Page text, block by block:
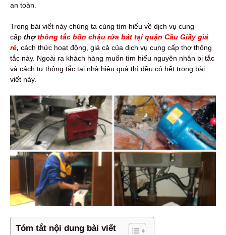
an toàn.
Trong bài viết này chúng ta cùng tìm hiểu về dịch vụ cung
cấp thợthông tắc bồn chậu rửa bát tại quận Cầu Giấy giá
rẻ, cách thức hoạt động, giá cả của dịch vụ cung cấp thợ thông
tắc này. Ngoài ra khách hàng muốn tìm hiểu nguyên nhân bị tắc
và cách tự thông tắc tại nhà hiệu quả thì đều có hết trong bài
viết này.
Tóm tắt nội dung bài viết